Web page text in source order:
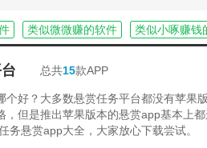
类似微微赚的软件 类似小啄赚钱
总共15款APP
个好？大多数悬赏任务平台都没有苹果
，但是推出苹果版本的悬赏app基本上
务悬赏app大全，大家放心下载尝试。